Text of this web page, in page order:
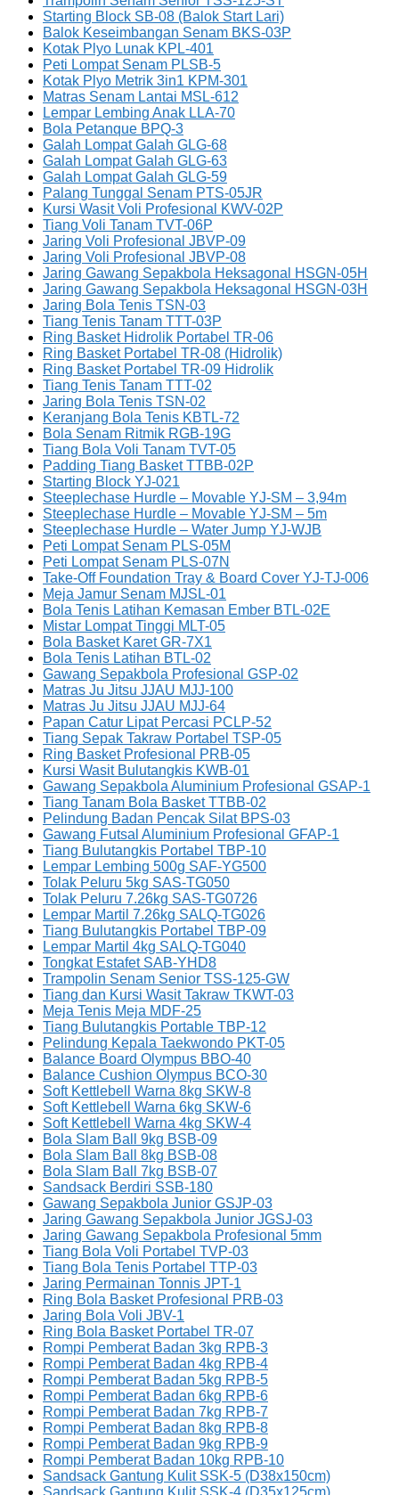
Starting Block SB-08 (Balok Start Lari)
Balok Keseimbangan Senam BKS-03P
Kotak Plyo Lunak KPL-401
Peti Lompat Senam PLSB-5
Kotak Plyo Metrik 3in1 KPM-301
Matras Senam Lantai MSL-612
Lempar Lembing Anak LLA-70
Bola Petanque BPQ-3
Galah Lompat Galah GLG-68
Galah Lompat Galah GLG-63
Galah Lompat Galah GLG-59
Palang Tunggal Senam PTS-05JR
Kursi Wasit Voli Profesional KWV-02P
Tiang Voli Tanam TVT-06P
Jaring Voli Profesional JBVP-09
Jaring Voli Profesional JBVP-08
Jaring Gawang Sepakbola Heksagonal HSGN-05H
Jaring Gawang Sepakbola Heksagonal HSGN-03H
Jaring Bola Tenis TSN-03
Tiang Tenis Tanam TTT-03P
Ring Basket Hidrolik Portabel TR-06
Ring Basket Portabel TR-08 (Hidrolik)
Ring Basket Portabel TR-09 Hidrolik
Tiang Tenis Tanam TTT-02
Jaring Bola Tenis TSN-02
Keranjang Bola Tenis KBTL-72
Bola Senam Ritmik RGB-19G
Tiang Bola Voli Tanam TVT-05
Padding Tiang Basket TTBB-02P
Starting Block YJ-021
Steeplechase Hurdle – Movable YJ-SM – 3,94m
Steeplechase Hurdle – Movable YJ-SM – 5m
Steeplechase Hurdle – Water Jump YJ-WJB
Peti Lompat Senam PLS-05M
Peti Lompat Senam PLS-07N
Take-Off Foundation Tray & Board Cover YJ-TJ-006
Meja Jamur Senam MJSL-01
Bola Tenis Latihan Kemasan Ember BTL-02E
Mistar Lompat Tinggi MLT-05
Bola Basket Karet GR-7X1
Bola Tenis Latihan BTL-02
Gawang Sepakbola Profesional GSP-02
Matras Ju Jitsu JJAU MJJ-100
Matras Ju Jitsu JJAU MJJ-64
Papan Catur Lipat Percasi PCLP-52
Tiang Sepak Takraw Portabel TSP-05
Ring Basket Profesional PRB-05
Kursi Wasit Bulutangkis KWB-01
Gawang Sepakbola Aluminium Profesional GSAP-1
Tiang Tanam Bola Basket TTBB-02
Pelindung Badan Pencak Silat BPS-03
Gawang Futsal Aluminium Profesional GFAP-1
Tiang Bulutangkis Portabel TBP-10
Lempar Lembing 500g SAF-YG500
Tolak Peluru 5kg SAS-TG050
Tolak Peluru 7.26kg SAS-TG0726
Lempar Martil 7.26kg SALQ-TG026
Tiang Bulutangkis Portabel TBP-09
Lempar Martil 4kg SALQ-TG040
Tongkat Estafet SAB-YHD8
Trampolin Senam Senior TSS-125-GW
Tiang dan Kursi Wasit Takraw TKWT-03
Meja Tenis Meja MDF-25
Tiang Bulutangkis Portable TBP-12
Pelindung Kepala Taekwondo PKT-05
Balance Board Olympus BBO-40
Balance Cushion Olympus BCO-30
Soft Kettlebell Warna 8kg SKW-8
Soft Kettlebell Warna 6kg SKW-6
Soft Kettlebell Warna 4kg SKW-4
Bola Slam Ball 9kg BSB-09
Bola Slam Ball 8kg BSB-08
Bola Slam Ball 7kg BSB-07
Sandsack Berdiri SSB-180
Gawang Sepakbola Junior GSJP-03
Jaring Gawang Sepakbola Junior JGSJ-03
Jaring Gawang Sepakbola Profesional 5mm
Tiang Bola Voli Portabel TVP-03
Tiang Bola Tenis Portabel TTP-03
Jaring Permainan Tonnis JPT-1
Ring Bola Basket Profesional PRB-03
Jaring Bola Voli JBV-1
Ring Bola Basket Portabel TR-07
Rompi Pemberat Badan 3kg RPB-3
Rompi Pemberat Badan 4kg RPB-4
Rompi Pemberat Badan 5kg RPB-5
Rompi Pemberat Badan 6kg RPB-6
Rompi Pemberat Badan 7kg RPB-7
Rompi Pemberat Badan 8kg RPB-8
Rompi Pemberat Badan 9kg RPB-9
Rompi Pemberat Badan 10kg RPB-10
Sandsack Gantung Kulit SSK-5 (D38x150cm)